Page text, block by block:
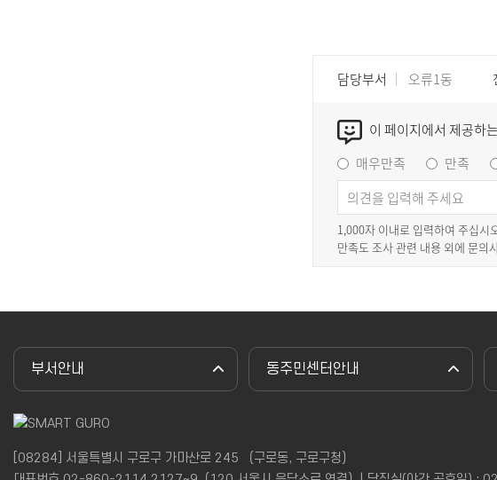
담당부서 오류1동
이 페이지에서 제공하
매우만족
만족
1,000자 이내로 입력하여 주십시
만족도 조사 관련 내용 외에 문의
부서안내 동주민센터안내
[08284] 서울특별시 구로구 가마산로 245 （구로동, 구로구청）